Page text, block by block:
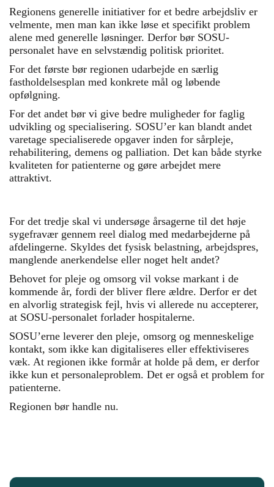
Regionens generelle initiativer for et bedre arbejdsliv er
velmente, men man kan ikke løse et specifikt problem
alene med generelle løsninger. Derfor bør SOSU-
personalet have en selvstændig politisk prioritet.
For det første bør regionen udarbejde en særlig
fastholdelsesplan med konkrete mål og løbende
opfølgning.
For det andet bør vi give bedre muligheder for faglig
udvikling og specialisering. SOSU’er kan blandt andet
varetage specialiserede opgaver inden for sårpleje,
rehabilitering, demens og palliation. Det kan både styrke
kvaliteten for patienterne og gøre arbejdet mere
attraktivt.
For det tredje skal vi undersøge årsagerne til det høje
sygefravær gennem reel dialog med medarbejderne på
afdelingerne. Skyldes det fysisk belastning, arbejdspres,
manglende anerkendelse eller noget helt andet?
Behovet for pleje og omsorg vil vokse markant i de
kommende år, fordi der bliver flere ældre. Derfor er det
en alvorlig strategisk fejl, hvis vi allerede nu accepterer,
at SOSU-personalet forlader hospitalerne.
SOSU’erne leverer den pleje, omsorg og menneskelige
kontakt, som ikke kan digitaliseres eller effektiviseres
væk. At regionen ikke formår at holde på dem, er derfor
ikke kun et personaleproblem. Det er også et problem for
patienterne.
Regionen bør handle nu.